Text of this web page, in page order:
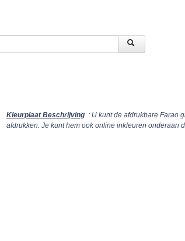
Kleurplaat Beschrijving : U kunt de afdrukbare Farao
afdrukken. Je kunt hem ook online inkleuren onderaan